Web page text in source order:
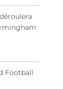
Football